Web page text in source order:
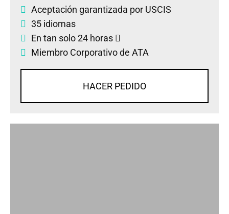
Aceptación garantizada por USCIS
35 idiomas
En tan solo 24 horas
Miembro Corporativo de ATA
HACER PEDIDO